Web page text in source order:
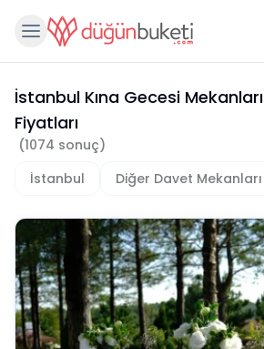
İstanbul Kına Gecesi Mekanları
Fiyatları
(1074 sonuç)
İstanbul
Diğer Davet Mekanları